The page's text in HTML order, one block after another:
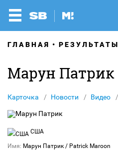
ГЛАВНАЯ РЕЗУЛЬТАТЫ
Марун Патрик
Карточка Новости Видео
США
Имя: Марун Патрик / Patrick Maroon